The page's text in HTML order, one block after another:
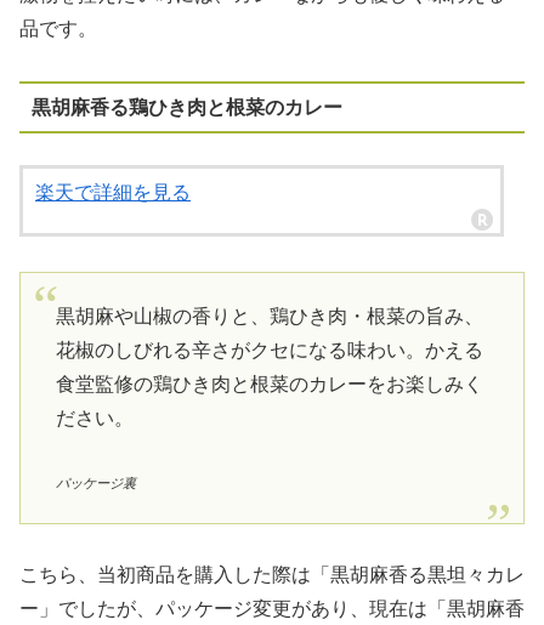
品です。
黒胡麻香る鶏ひき肉と根菜のカレー
楽天で詳細を見る
黒胡麻や山椒の香りと、鶏ひき肉・根菜の旨み、
花椒のしびれる辛さがクセになる味わい。かえる
食堂監修の鶏ひき肉と根菜のカレーをお楽しみく
ださい。
パッケージ裏
こちら、当初商品を購入した際は「黒胡麻香る黒坦々カレ
ー」でしたが、パッケージ変更があり、現在は「黒胡麻香